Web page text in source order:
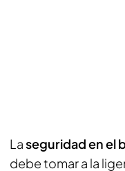
Laseguridad en el
debe tomar a la